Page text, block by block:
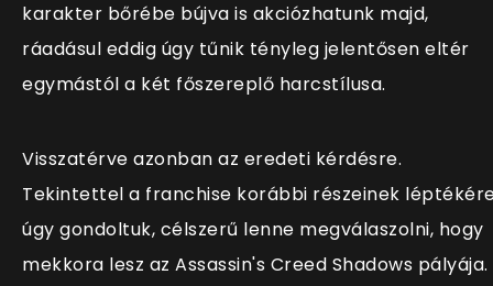
karakter bőrébe bújva is akciózhatunk majd,
ráadásul eddig úgy tűnik tényleg jelentősen eltér
egymástól a két főszereplő harcstílusa.
Visszatérve azonban az eredeti kérdésre.
Tekintettel a franchise korábbi részeinek
úgy gondoltuk, célszerű lenne megválaszolni, hogy
mekkora lesz az Assassin's Creed Shadows pályája.